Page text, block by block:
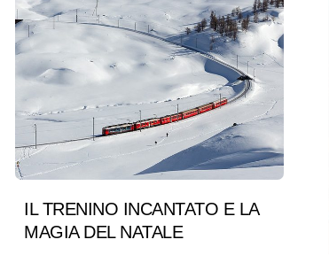
IL TRENINO INCANTATO E LA
MAGIA DEL NATALE